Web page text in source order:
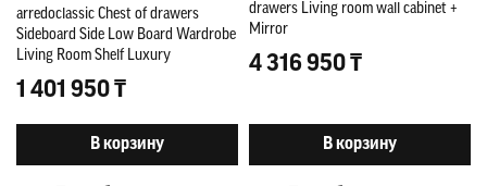
arredoclassic Chest of drawers
Sideboard Side Low Board Wardrobe
Living Room Shelf Luxury
1 401 950 ₸
В корзину
drawers Living room wall cabinet +
Mirror
4 316 950 ₸
В корзину